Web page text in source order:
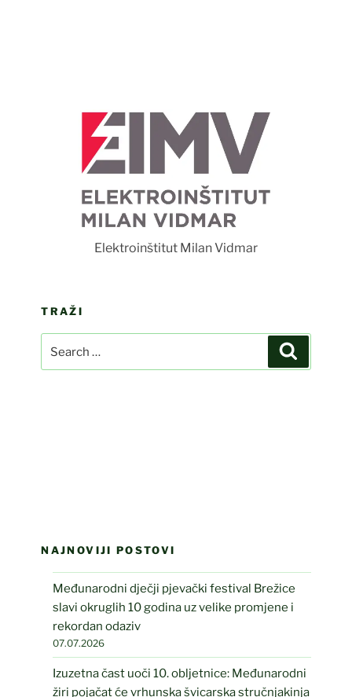
Milan Vidmar
Foto Luka Rudman
TRAŽI
for:
NAJNOVIJI POSTOVI
Međunarodni dječji pjevački festival Brežice
slavi okruglih 10 godina uz velike promjene i
rekordan odaziv
07.07.2026
Izuzetna čast uoči 10. obljetnice: Međunarodni
žiri pojačat će vrhunska švicarska stručnjakinja